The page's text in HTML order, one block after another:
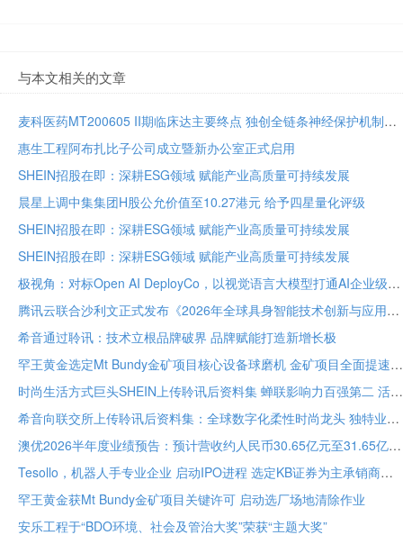
与本文相关的文章
麦科医药MT200605 II期临床达主要终点 独创全链条神经保护机制将亮相国际卒中大会
惠生工程阿布扎比子公司成立暨新办公室正式启用
SHEIN招股在即：深耕ESG领域 赋能产业高质量可持续发展
晨星上调中集集团H股公允价值至10.27港元 给予四星量化评级
SHEIN招股在即：深耕ESG领域 赋能产业高质量可持续发展
SHEIN招股在即：深耕ESG领域 赋能产业高质量可持续发展
极视角：对标Open AI DeployCo，以视觉语言大模型打通AI企业级落地“最后一公里”
腾讯云联合沙利文正式发布《2026年全球具身智能技术创新与应用白皮书》
希音通过聆讯：技术立根品牌破界 品牌赋能打造新增长极
罕王黄金选定Mt Bundy金矿项目核心设备球磨机 金矿项目全面提速
时尚生活方式巨头SHEIN上传聆讯后资料集 蝉联影响力百强第二 活跃顾客达2.73亿
希音向联交所上传聆讯后资料集：全球数字化柔性时尚龙头 独特业务模式构筑坚固护城河
澳优2026半年度业绩预告：预计营收约人民币30.65亿元至31.65亿元 核心业务基础保持稳定
Tesollo，机器人手专业企业 启动IPO进程 选定KB证券为主承销商
罕王黄金获Mt Bundy金矿项目关键许可 启动选厂场地清除作业
安乐工程于“BDO环境、社会及管治大奖”荣获“主题大奖”